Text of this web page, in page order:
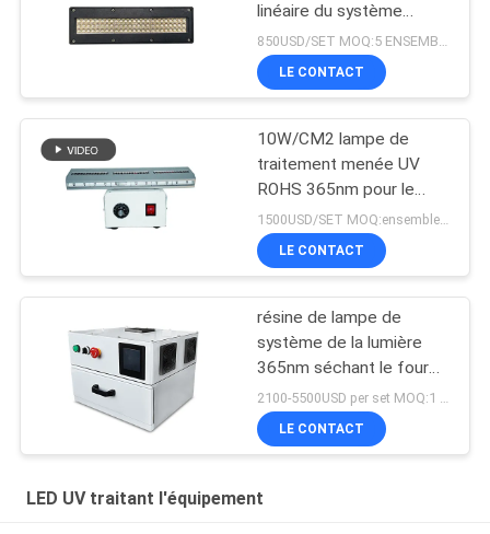
linéaire du système
365nm 395nm 405nm de
Shenzhen 1200w
850USD/SET MOQ:5 ENSEMBLES
LE CONTACT
10W/CM2 lampe de
traitement menée UV
ROHS 365nm pour le
revêtement de résine
LE CONTACT
résine de lampe de
système de la lumière
365nm séchant le four
de traitement mené UV
de la boîte 405nm
LE CONTACT
LED UV traitant l'équipement